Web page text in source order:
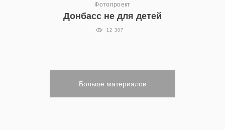
Фотопроект
Донбасс не для детей
12 307
Больше материалов